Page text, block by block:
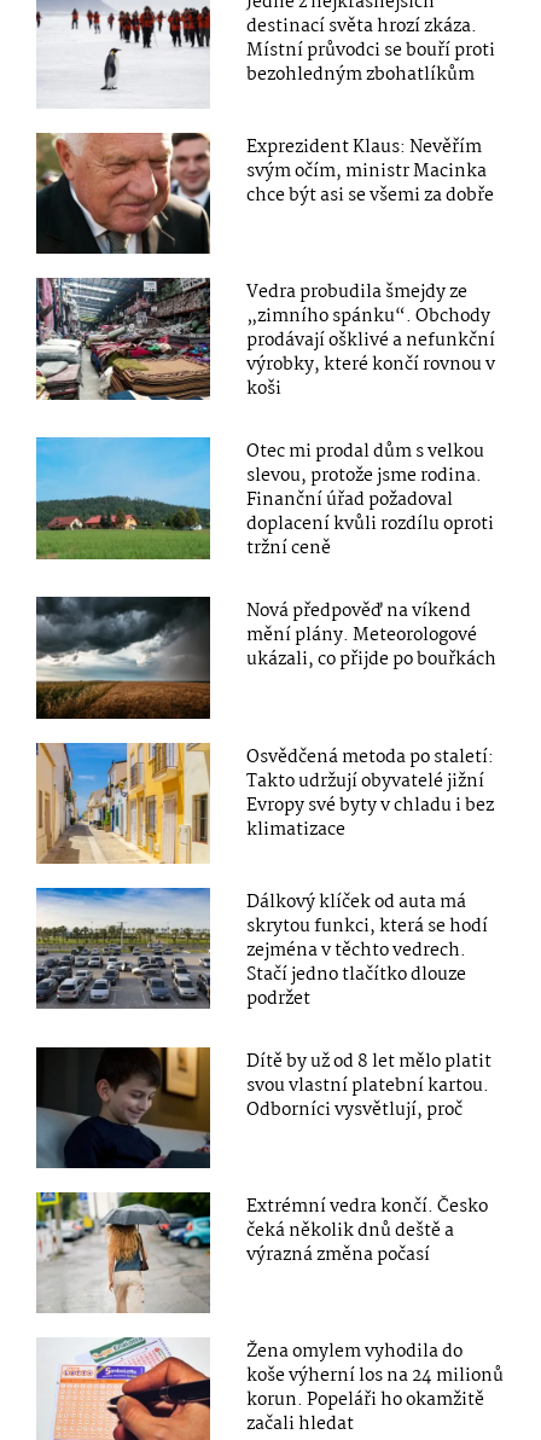
destinací světa hrozí zkáza.
Místní průvodci se bouří proti
bezohledným zbohatlíkům
Exprezident Klaus: Nevěřím
svým očím, ministr Macinka
chce být asi se všemi za dobře
Vedra probudila šmejdy ze
„zimního spánku“. Obchody
prodávají ošklivé a nefunkční
výrobky, které končí rovnou v
koši
Otec mi prodal dům s velkou
slevou, protože jsme rodina.
Finanční úřad požadoval
doplacení kvůli rozdílu oproti
tržní ceně
Nová předpověď na víkend
mění plány. Meteorologové
ukázali, co přijde po bouřkách
Osvědčená metoda po staletí:
Takto udržují obyvatelé jižní
Evropy své byty v chladu i bez
klimatizace
Dálkový klíček od auta má
skrytou funkci, která se hodí
zejména v těchto vedrech.
Stačí jedno tlačítko dlouze
podržet
Dítě by už od 8 let mělo platit
svou vlastní platební kartou.
Odborníci vysvětlují, proč
Extrémní vedra končí. Česko
čeká několik dnů deště a
výrazná změna počasí
Žena omylem vyhodila do
koše výherní los na 24 milionů
korun. Popeláři ho okamžitě
začali hledat